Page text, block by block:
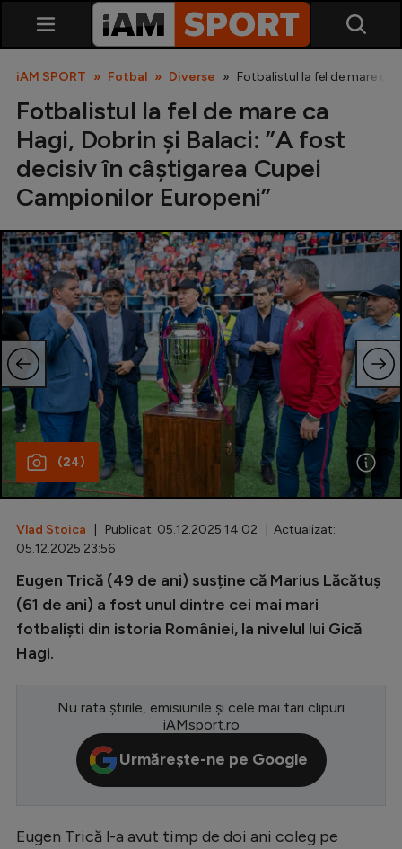
SuperLiga
Liga 2
Cupa României
Echipa Națională
U21
Fotbal feminin
Special
Diverse
Inedit
Clasamente
Champions League
CM 2026
Premier League
Serie A
iAM SPORT Fotbal Diverse Fotbalistul la fel de mare ca
Fotbalistul la fel de mare ca
Hagi, Dobrin și Balaci: ”A fost
decisiv în câștigarea Cupei
Campionilor Europeni”
(24)
Vlad Stoica | Publicat: 05.12.2025 14:02 | Actualizat:
05.12.2025 23:56
Eugen Trică (49 de ani) susține că Marius Lăcătuș
(61 de ani) a fost unul dintre cei mai mari
fotbaliști din istoria României, la nivelul lui Gică
Hagi.
Nu rata știrile, emisiunile și cele mai tari clipuri
iAMsport.ro
Urmărește-ne pe Google
Eugen Trică l-a avut timp de doi ani coleg pe